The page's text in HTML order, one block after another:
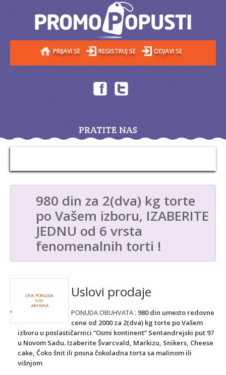
PRIJAVI SE REGISTRUJ SE ODJAVI SE
PRATITE NAS
980 din za 2(dva) kg torte
po Vašem izboru, IZABERITE
JEDNU od 6 vrsta
fenomenalnih torti !
Uslovi prodaje
PONUDA OBUHVATA : 980 din umesto redovne
cene od 2000 za 2(dva) kg torte po Vašem
izboru u poslastičarnici “Osmi kontinent” Sentandrejski put 97
u Novom Sadu. Izaberite Švarcvald, Markizu, Snikers, Cheese
cake, Čoko šnit ili posna čokoladna torta sa malinom ili
višnjom